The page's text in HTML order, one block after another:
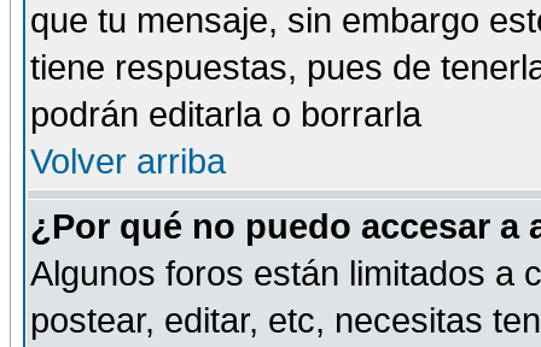
que tu mensaje, sin embargo
tiene respuestas, pues de
podrán editarla o borrarla
Volver arriba
¿Por qué no puedo accesar a
Algunos foros están limitados a
postear, editar, etc, necesitas